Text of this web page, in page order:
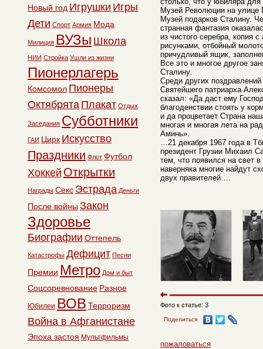
Музей Революции на улице
Музей подарков Сталину.
странная фантазия
из чистого серебра, копия
рисунками, отбойный
причудливый ящик,
Все это и многое другое
Сталину.
Среди других
Святейшего патриарха
сказал: «Да даст ему
благоденствии стоять у
и да процветает Страна
многая и многая лета на
Аминь».
…21 декабря 1967 года в
президент Грузии Михаил
тем, что появился на свет
наверняка многие найдут
двух правителей….
Фото к статье: 3
Поделиться
пожаловаться
Новый год Игрушки Игры
Дети Спорт Армия Мода
Милиция ВУЗы Школа
НИИ Стройка Ушли из жизни
Пионерлагерь
Комсомол Пионеры
Октябрята Плакат Отдых
Заседания Субботники
ГАИ Цирк Искусство
Праздники Флот Футбол
Хоккей Открытки
Награды Секс Эстрада Деньги
После войны Закон
Здоровье
Биографии Оттепель
Катастрофы Дефицит Песни
Премии Метро Дом и быт
Соцсоревнование Разное
Юбилеи ВОВ Терроризм
Война в Афганистане
Эпоха застоя Мультфильмы